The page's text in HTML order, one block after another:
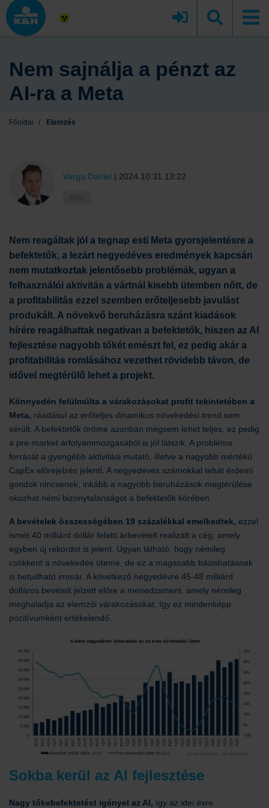
Nem sajnálja a pénzt az
AI-ra a Meta
Főoldal / Elemzés
Varga Dániel | 2024.10.31 13:22
Nem reagáltak jól a tegnap esti Meta gyorsjelentésre a
befektetők, a lezárt negyedéves eredmények kapcsán
nem mutatkoztak jelentősebb problémák, ugyan a
felhasználói aktivitás a vártnál kisebb ütemben nőtt, de
a profitabilitás ezzel szemben erőteljesebb javulást
produkált. A növekvő beruházásra szánt kiadások
hírére reagálhattak negatívan a befektetők, hiszen az AI
fejlesztése nagyobb tőkét emészt fel, ez pedig akár a
profitabilitás romlásához vezethet rövidebb távon, de
idővel megtérülő lehet a projekt.
Könnyedén felülmúlta a várakozásokat profit tekintetében a
Meta, ráadásul az erőteljes dinamikus növekedési trend sem
sérült. A befektetők öröme azonban mégsem lehet teljes, ez pedig
a pre-market árfolyammozgásából is jól látszik. A probléma
forrását a gyengébb aktivitási mutató, illetve a nagyobb mértékű
CapEx előrejelzés jelenti. A negyedéves számokkal tehát érdemi
gondok nincsenek, inkább a nagyobb beruházások megtérülése
okozhat némi bizonytalanságot a befektetők körében.
A bevételek összességében 19 százalékkal emelkedtek, ezzel
ismét 40 milliárd dollár feletti árbevételt realizált a cég, amely
egyben új rekordot is jelent. Ugyan látható, hogy némileg
csökkent a növekedés üteme, de ez a magasabb bázishatásnak
is betudható immár. A következő negyedévre 45-48 milliárd
dolláros bevételt jelzett előre a menedzsment, amely némileg
meghaladja az elemzői várakozásokat, így ez mindenképp
pozitívumként értékelendő.
Sokba kerül az AI fejlesztése
Nagy tőkebefektetést igényel az AI, így az idei évre